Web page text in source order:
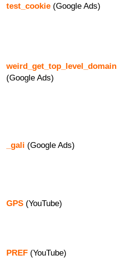
test_cookie (Google Ads)
weird_get_top_level_domain
(Google Ads)
_gali (Google Ads)
GPS (YouTube)
PREF (YouTube)